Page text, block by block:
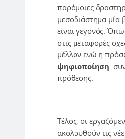
παρόμοιες
μεσοδιάστημα μία
είναι γεγονός.
στις μεταφορές
μέλλον ενώ η
ψηφιοποίηση
πρόθεσης.
Τέλος, οι
ακολουθούν τις